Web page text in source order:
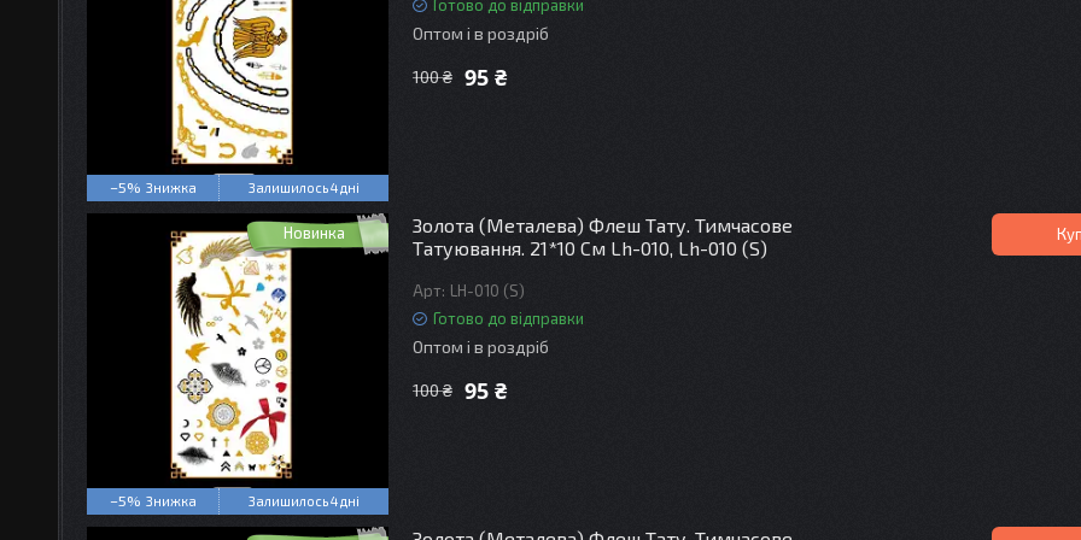
–5% Залишилось 4 дні
Готово до відправки
Оптом і в роздріб
100 ₴ 95 ₴
Новинка
–5% Залишилось 4 дні
Золота (Металева) Флеш Тату. Тимчасове
Татуювання. 21*10 См Lh-010, Lh-010 (S)
LH-010 (S)
Готово до відправки
Оптом і в роздріб
100 ₴ 95 ₴